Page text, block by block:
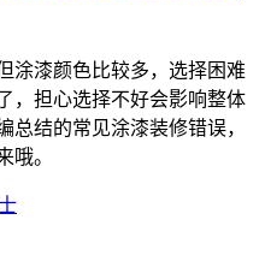
涂漆颜色比较多，选择困难
，担心选择不好会影响整体
总结的常见涂漆装修错误，
哦。